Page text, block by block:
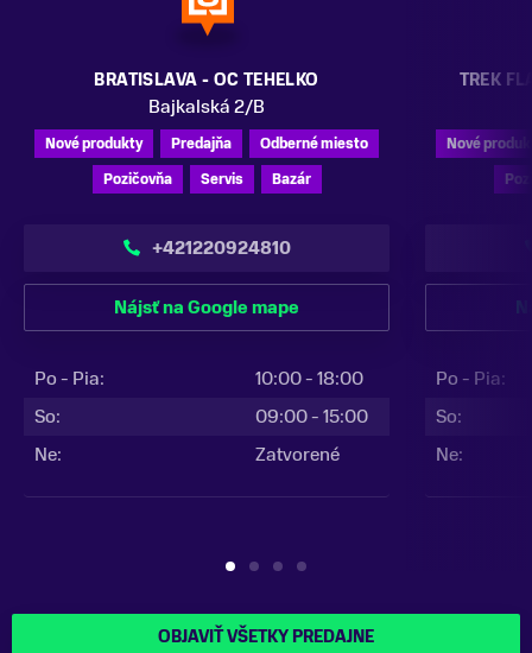
BRATISLAVA - OC TEHELKO
Bajkalská 2/B
Nové produkty Predajňa
Odberné miesto
Pozičovňa
Servis Bazár
+421220924810
Nájsť na Google mape
Po - Pia:
10:00 - 18:00
So:
09:00 - 15:00
Ne:
Zatvorené
TREK
Nové
Po - Pia:
So:
Ne:
OBJAVIŤ VŠETKY PREDAJNE